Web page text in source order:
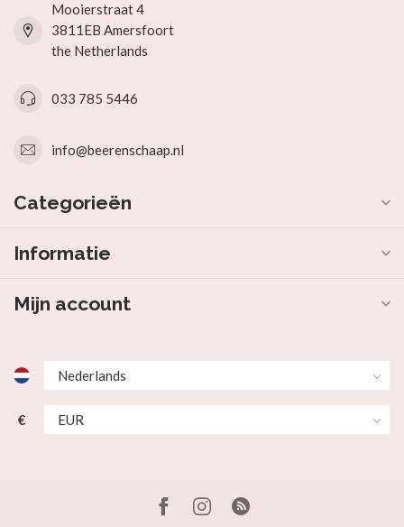
Mooierstraat 4
3811EB Amersfoort
the Netherlands
033 785 5446
info@beerenschaap.nl
Categorieën
Informatie
Mijn account
€